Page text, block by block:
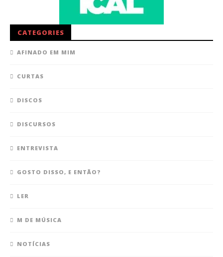
CATEGORIES
AFINADO EM MIM
CURTAS
DISCOS
DISCURSOS
ENTREVISTA
GOSTO DISSO, E ENTÃO?
LER
M DE MÚSICA
NOTÍCIAS